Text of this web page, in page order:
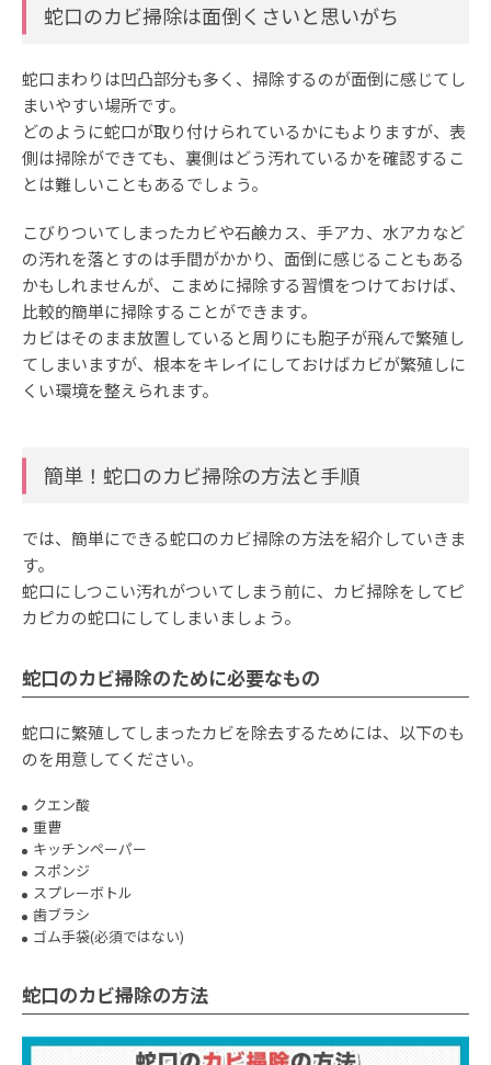
蛇口のカビ掃除は面倒くさいと思いがち
蛇口まわりは凹凸部分も多く、掃除するのが面倒に感じてし
まいやすい場所です。
どのように蛇口が取り付けられているかにもよりますが、表
側は掃除ができても、裏側はどう汚れているかを確認するこ
とは難しいこともあるでしょう。
こびりついてしまったカビや石鹸カス、手アカ、水アカなど
の汚れを落とすのは手間がかかり、面倒に感じることもある
かもしれませんが、こまめに掃除する習慣をつけておけば、
比較的簡単に掃除することができます。
カビはそのまま放置していると周りにも胞子が飛んで繁殖し
てしまいますが、根本をキレイにしておけばカビが繁殖しに
くい環境を整えられます。
簡単！蛇口のカビ掃除の方法と手順
では、簡単にできる蛇口のカビ掃除の方法を紹介していきま
す。
蛇口にしつこい汚れがついてしまう前に、カビ掃除をしてピ
カピカの蛇口にしてしまいましょう。
蛇口のカビ掃除のために必要なもの
蛇口に繁殖してしまったカビを除去するためには、以下のも
のを用意してください。
クエン酸
重曹
キッチンペーパー
スポンジ
スプレーボトル
歯ブラシ
ゴム手袋(必須ではない)
蛇口のカビ掃除の方法